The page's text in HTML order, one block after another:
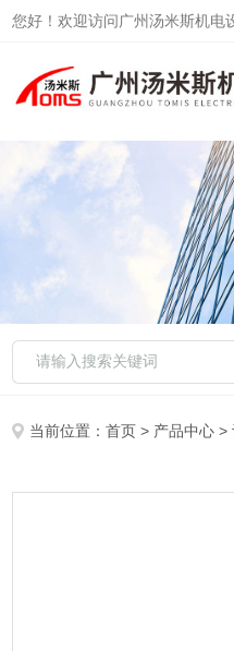
您好！欢迎访问广州汤米斯机电
当前位置：首页 > 产品中心 >